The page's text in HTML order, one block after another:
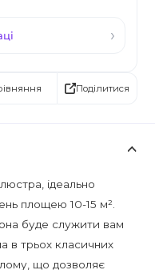
Поділитися
ідеально
площею 10-15 м².
буде служити вам
в трьох класичних
що дозволяє